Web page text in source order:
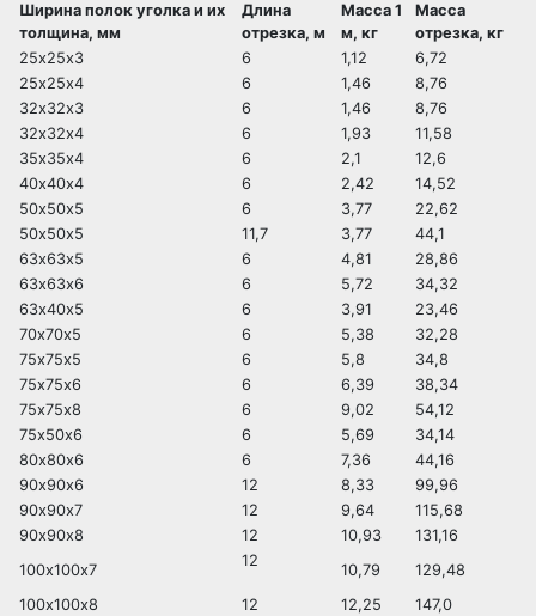
Ширина полок уголка и их
толщина, мм
Длина
отрезка, м
Масса 1
м, кг
Масса
отрезка, кг
25х25х3
6 1,12
6,72
25х25х4
6 1,46
8,76
32х32х3
6 1,46
8,76
32х32х4
6 1,93
11,58
35х35х4
6 2,1
12,6
40х40х4
6 2,42
14,52
50х50х5
6 3,77
22,62
50х50х5
11,7 3,77
44,1
63х63х5
6 4,81
28,86
63х63х6
6 5,72
34,32
63х40х5
6 3,91
23,46
70х70х5
6 5,38
32,28
75х75х5
6 5,8
34,8
75х75х6
6 6,39
38,34
75х75х8
6 9,02
54,12
75х50х6
6 5,69
34,14
80х80х6
6 7,36
44,16
90х90х6
12 8,33
99,96
90х90х7
12 9,64
115,68
90х90х8
12 10,93
131,16
100х100х7
12
10,79
129,48
100х100х8
12 12,25
147,0